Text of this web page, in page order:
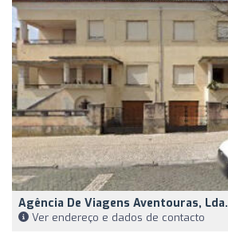
Agência De Viagens Aventouras, Lda.
Ver endereço e dados de contacto